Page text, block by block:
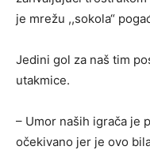
je mrežu ,,sokola“
Jedini gol za naš tim
utakmice.
– Umor naših igrača je
očekivano jer je ovo